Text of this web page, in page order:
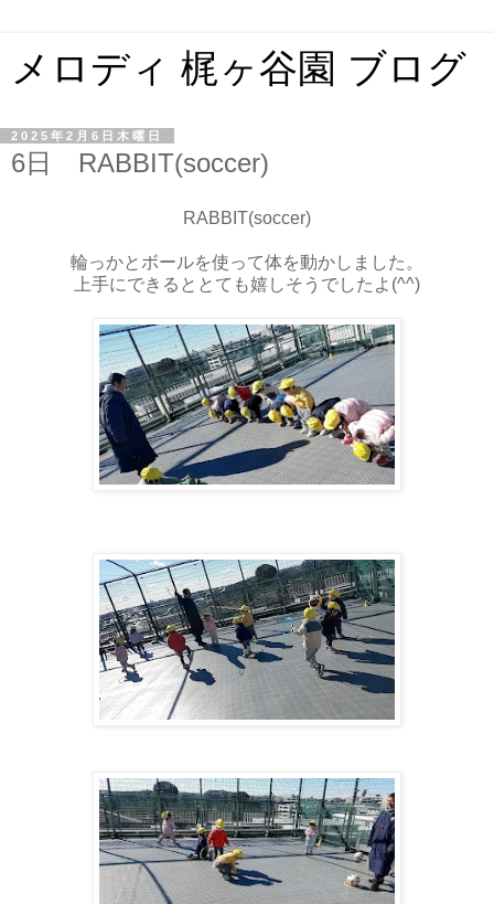
メロディ 梶ヶ谷園 ブログ
2025年2月6日木曜日
6日 RABBIT(soccer)
RABBIT(soccer)
輪っかとボールを使って体を動かしました。
上手にできるととても嬉しそうでしたよ(^^)